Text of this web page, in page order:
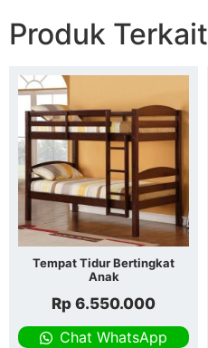
Produk Terkait
Tempat Tidur Bertingkat
Anak
Rp 6.550.000
Chat WhatsApp